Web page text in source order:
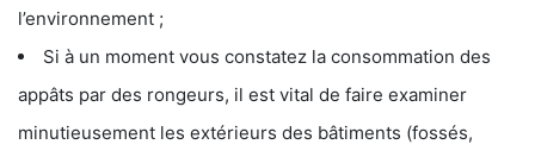
l’environnement ;
Si à un moment vous constatez la consommation des
appâts par des rongeurs, il est vital de faire examiner
minutieusement les extérieurs des bâtiments (fossés,